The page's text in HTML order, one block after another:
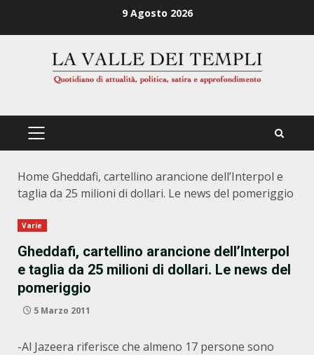
9 Agosto 2026
PRIMÄRES
Home Gheddafi, cartellino arancione dell’Interpol e
taglia da 25 milioni di dollari. Le news del pomeriggio
Varie
Gheddafi, cartellino arancione dell’Interpol
e taglia da 25 milioni di dollari. Le news del
pomeriggio
5 Marzo 2011
-Al Jazeera riferisce che almeno 17 persone sono